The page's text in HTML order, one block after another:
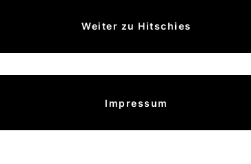
Weiter zu Hitschies
Impressum